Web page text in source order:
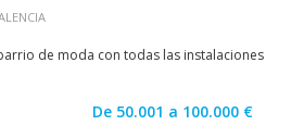
de moda con todas las instalaciones
De 50.001 a 100.000 €